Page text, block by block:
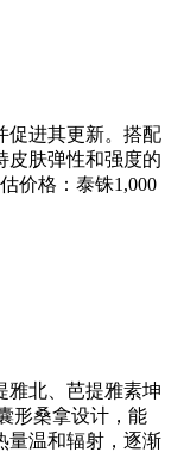
促进其更新。搭配
皮肤弹性和强度的
价格：泰铢1,000
雅北、芭提雅素坤
形桑拿设计，能
量温和辐射，逐渐